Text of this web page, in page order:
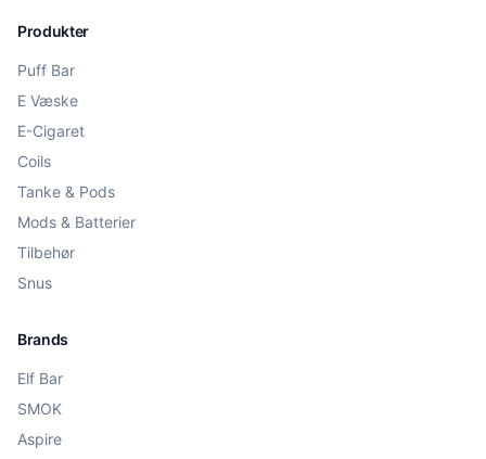
Produkter
Puff Bar
E Væske
E-Cigaret
Coils
Tanke & Pods
Mods & Batterier
Tilbehør
Snus
Brands
Elf Bar
SMOK
Aspire